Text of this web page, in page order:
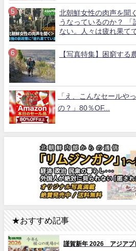
北朝鮮女性の肉声を聞
うなっているのか？ 「
ない。人々は疲れ果て
【写真特集】困窮する
「え、こんなセールや
の？」80％OF...
★おすすめ記事
謹賀新年 2026 アジアプ